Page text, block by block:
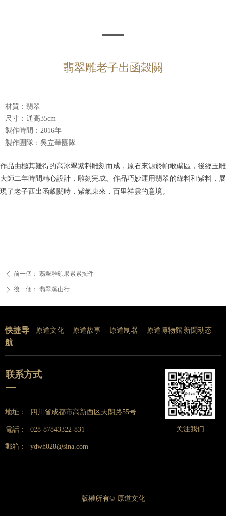
翡翠雕老子出函穀關
ꄴ 前一個： 翡翠雕碩果累累擺件
ꄲ 後一個： 翡翠溪山行
作品由極其難得的高冰翠紫料雕刻而成，原石來源於帕敢礦區，後經玉雕
大師二年時間精心設計，雕刻完成。作品巧妙運用翡翠的綠料和紫料，展
現了老子西出函穀關時，紫氣東來，百里祥雲的意境。
材質：翡翠
尺寸：通高35cm
製作時間：2016年
製作團隊：吳立華團隊
快捷导
航
原道文化 原道故事 原道制器 原道博物館 新聞动态
联系方式
—
地址： 四川省成都市高新西区天朗路55号
電話： 028-87843322-831
郵箱： ydwh028@sina.com
关注我们
版權所有© 原道文化